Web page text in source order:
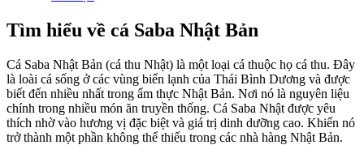
Tìm hiểu về cá Saba Nhật Bản
Cá Saba Nhật Bản (cá thu Nhật) là một loại cá thuộc họ cá thu. Đây
là loài cá sống ở các vùng biển lạnh của Thái Bình Dương và được
biết đến nhiều nhất trong ẩm thực Nhật Bản. Nơi nó là nguyên liệu
chính trong nhiều món ăn truyền thống. Cá Saba Nhật được yêu
thích nhờ vào hương vị đặc biệt và giá trị dinh dưỡng cao. Khiến nó
trở thành một phần không thể thiếu trong các nhà hàng Nhật Bản.